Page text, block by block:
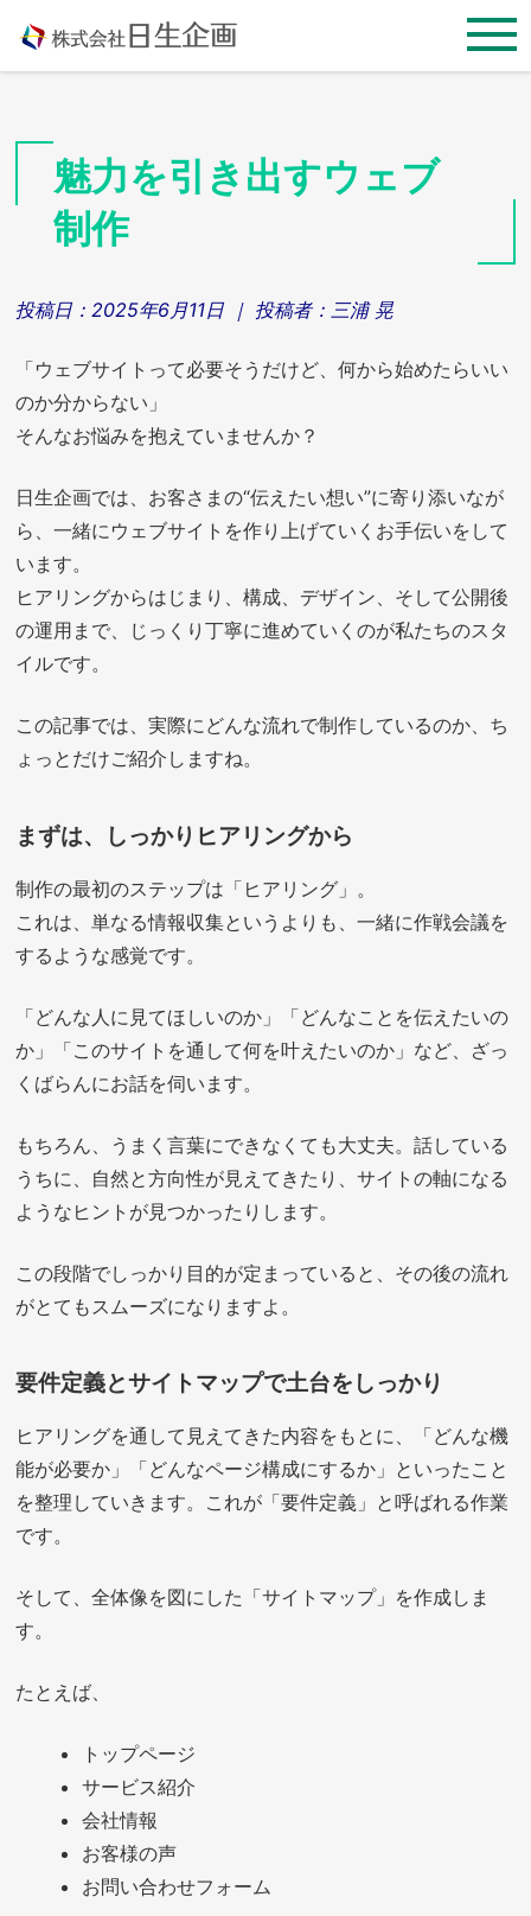
content
ブ
ロ
記
事
一
覧
魅力を引き出すウェブ
制作
投稿日：2025年6月11日 ｜ 投稿者：三浦 晃
「ウェブサイトって必要そうだけど、何から始めたらいい
のか分からない」
そんなお悩みを抱えていませんか？
日生企画では、お客さまの“伝えたい想い”に寄り添いなが
ら、一緒にウェブサイトを作り上げていくお手伝いをして
います。
ヒアリングからはじまり、構成、デザイン、そして公開後
の運用まで、じっくり丁寧に進めていくのが私たちのスタ
イルです。
この記事では、実際にどんな流れで制作しているのか、ち
ょっとだけご紹介しますね。
まずは、しっかりヒアリングから
制作の最初のステップは「ヒアリング」。
これは、単なる情報収集というよりも、一緒に作戦会議を
するような感覚です。
「どんな人に見てほしいのか」「どんなことを伝えたいの
か」「このサイトを通して何を叶えたいのか」など、ざっ
くばらんにお話を伺います。
もちろん、うまく言葉にできなくても大丈夫。話している
うちに、自然と方向性が見えてきたり、サイトの軸になる
ようなヒントが見つかったりします。
この段階でしっかり目的が定まっていると、その後の流れ
がとてもスムーズになりますよ。
要件定義とサイトマップで土台をしっかり
ヒアリングを通して見えてきた内容をもとに、「どんな機
能が必要か」「どんなページ構成にするか」といったこと
を整理していきます。これが「要件定義」と呼ばれる作業
です。
そして、全体像を図にした「サイトマップ」を作成しま
す。
たとえば、
トップページ
サービス紹介
会社情報
お客様の声
お問い合わせフォーム